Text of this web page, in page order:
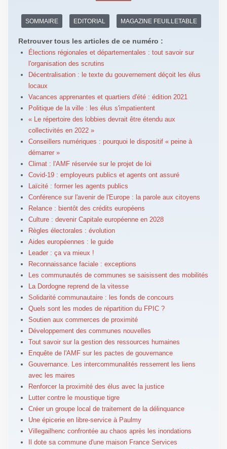
SOMMAIRE EDITORIAL MAGAZINE FEUILLETABLE
Retrouver tous les articles de ce numéro :
Élections régionales et départementales : tout savoir sur
l'organisation des scrutins
Décentralisation : le texte du gouvernement déçoit les élus
locaux
Vacances apprenantes et quartiers d'été : édition 2021
Politique de la ville : les élus s'impatientent
« Le répertoire des lobbies devrait être étendu aux
collectivités en 2022 »
Conseillers numériques : pourquoi le dispositif « peine à
démarrer »
Climat : l'AMF réservée sur le projet de loi
Covid-19 : employeurs publics et agents ont assuré
Laïcité : former les agents publics
Conférence sur l'avenir de l'Europe : la parole aux citoyens
Relance : bientôt des crédits européens
Culture : devenir Capitale européenne en 2028
Règles électorales : évolution
Aides européennes : le guide
Leader : ça va mieux !
Reconnaissance faciale : exceptions
Les communautés de communes se saisissent des mobilités
La Dordogne reprend de la vitesse
Solidarité communautaire : les fonds de concours
Quels sont les modes de répartition du FPIC ?
Soutien aux commerces de proximité
Développement des communes nouvelles
Tout savoir sur la gestion des ressources humaines
Enquête de l'AMF sur les pactes de gouvernance
Gouvernance. Les intercommunalités resserrent les liens
avec les maires
Renforcer la proximité des élus avec la justice
Lutter contre le moustique tigre
Créer un groupe local de traitement de la délinquance
Une épicerie en libre-service à Paulmy
Villegailhenc confrontée au chaos après les inondations
Il dote sa commune d'une maison France Services